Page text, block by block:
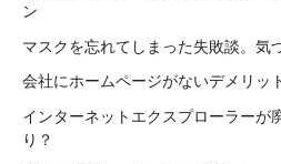
ン
マスクを忘れてしまった失敗談。気
会社にホームページがないデメリッ
インターネットエクスプローラーが
り？